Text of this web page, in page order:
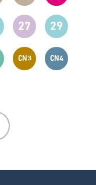
27 29
CN3 CN4